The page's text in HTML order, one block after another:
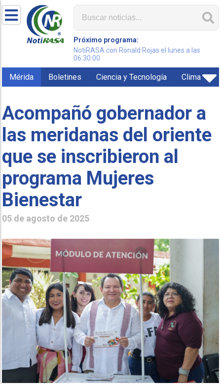
Próximo programa:
NotiRASA con Ronald Rojas el lunes a las
06:30:00
Mérida Boletines Ciencia y Tecnología Clima
Acompañó gobernador a
las meridanas del oriente
que se inscribieron al
programa Mujeres
Bienestar
05 de agosto de 2025